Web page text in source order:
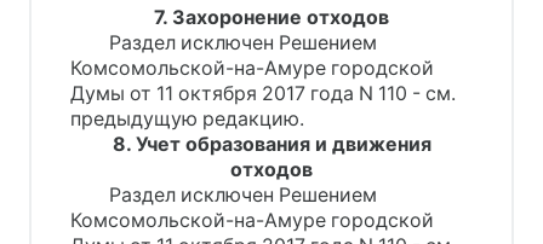
7. Захоронение отходов
Раздел исключен Решением
Комсомольской-на-Амуре городской
Думы от 11 октября 2017 года N 110 - см.
предыдущую редакцию.
8. Учет образования и движения
отходов
Раздел исключен Решением
Комсомольской-на-Амуре городской